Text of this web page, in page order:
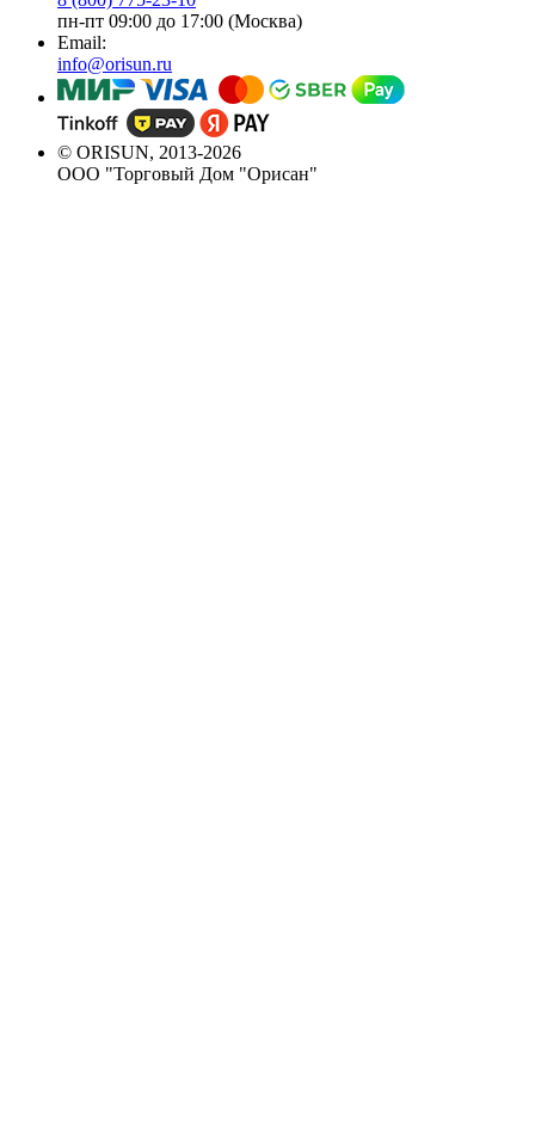
пн-пт 09:00 до 17:00 (Москва)
Email:
info@orisun.ru
© ORISUN, 2013-2026
ООО "Торговый Дом "Орисан"